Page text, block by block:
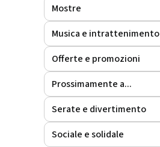
Mostre
Musica e intrattenimento
Offerte e promozioni
Prossimamente a...
Serate e divertimento
Sociale e solidale